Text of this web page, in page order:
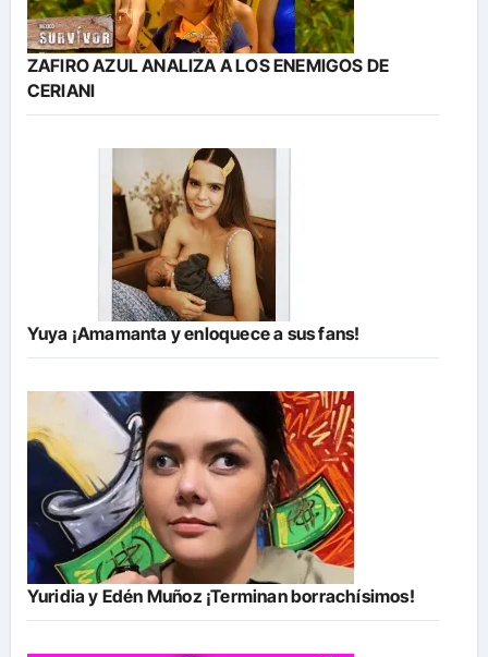
ZAFIRO AZUL ANALIZA A LOS ENEMIGOS DE
CERIANI
Yuya ¡Amamanta y enloquece a sus fans!
Yuridia y Edén Muñoz ¡Terminan borrachísimos!